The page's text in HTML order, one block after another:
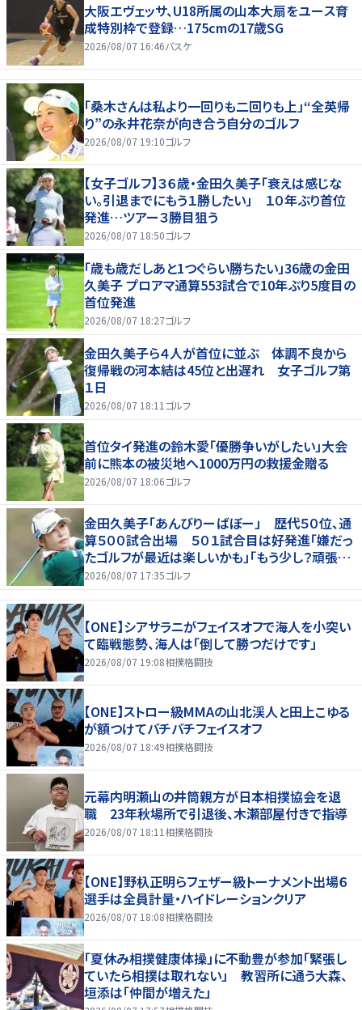
大阪エヴェッサ、U18所属の山本大扇をユース育
成特別枠で登録…175cmの17歳SG
2026/08/07 16:46バスケ
「桑木さんは私より一回りも二回りも上」“全英帰
り”の永井花奈が向き合う自分のゴルフ
2026/08/07 19:10ゴルフ
【女子ゴルフ】３６歳・金田久美子「衰えは感じな
い。引退までにもう１勝したい」 １０年ぶり首位
発進…ツアー３勝目狙う
2026/08/07 18:50ゴルフ
「歳も歳だしあと1つぐらい勝ちたい」36歳の金田
久美子 プロアマ通算553試合で10年ぶり5度目の
首位発進
2026/08/07 18:27ゴルフ
金田久美子ら４人が首位に並ぶ 体調不良から
復帰戦の河本結は45位と出遅れ 女子ゴルフ第
１日
2026/08/07 18:11 ゴルフ
首位タイ発進の鈴木愛「優勝争いがしたい」大会
前に熊本の被災地へ1000万円の救援金贈る
2026/08/07 18:06ゴルフ
金田久美子「あんびりーばぼー」 歴代５０位、通
算５００試合出場 ５０１試合目は好発進「嫌だっ
たゴルフが最近は楽しいかも」「もう少し？頑張り
たいな」
2026/08/07 17:35ゴルフ
【ONE】シアサラニがフェイスオフで海人を小突い
て臨戦態勢、海人は「倒して勝つだけです」
2026/08/07 19:08相撲格闘技
【ONE】ストロー級MMAの山北渓人と田上こゆる
が額つけてバチバチフェイスオフ
2026/08/07 18:49相撲格闘技
元幕内明瀬山の井筒親方が日本相撲協会を退
職 23年秋場所で引退後、木瀬部屋付きで指導
2026/08/07 18:11 相撲格闘技
【ONE】野杁正明らフェザー級トーナメント出場６
選手は全員計量・ハイドレーションクリア
2026/08/07 18:08相撲格闘技
「夏休み相撲健康体操」に不動豊が参加「緊張し
ていたら相撲は取れない」 教習所に通う大森、
垣添は「仲間が増えた」